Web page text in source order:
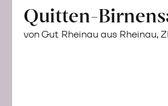
Quitten-
von Gut Rheinau aus Rheinau,